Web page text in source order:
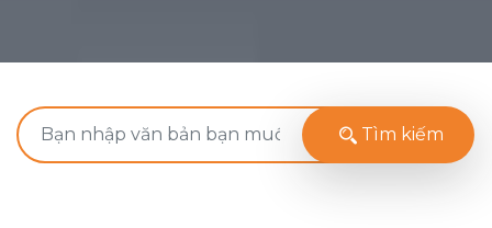
Tìm kiếm